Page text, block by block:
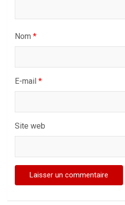
Nom *
E-mail *
Site web